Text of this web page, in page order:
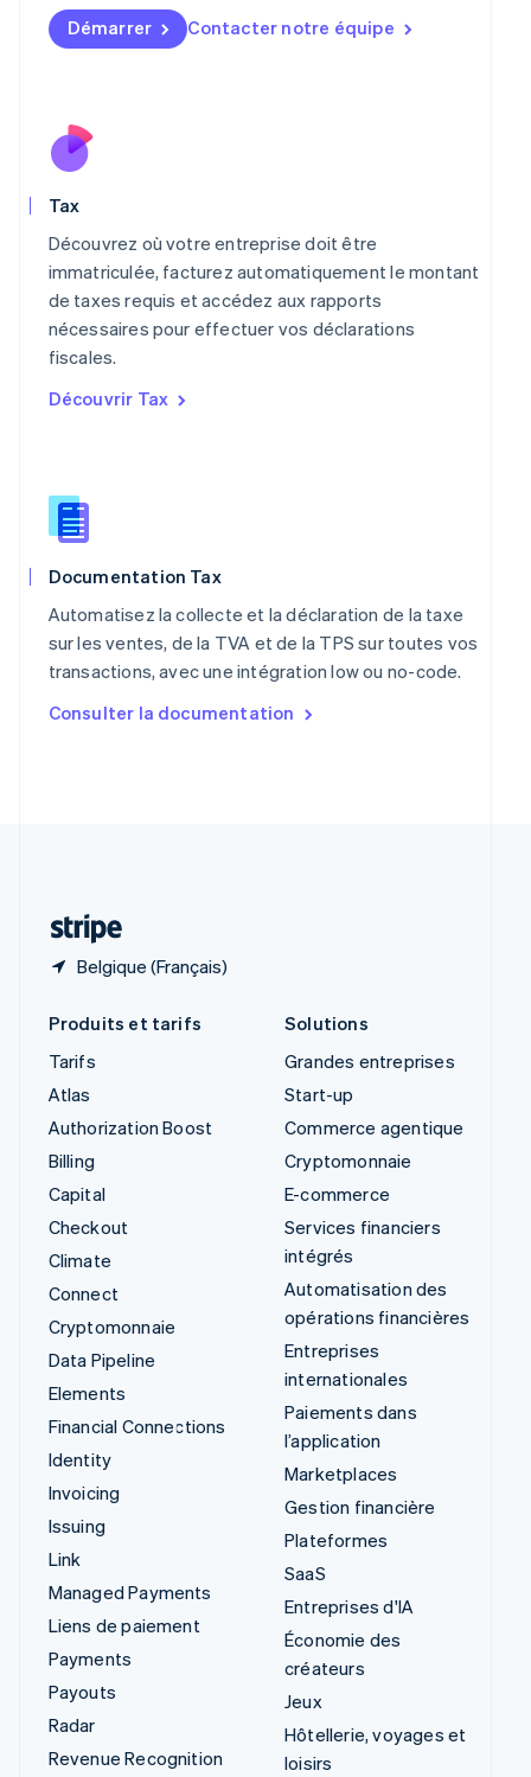
Démarrer Contacter notre équipe
Tax
Découvrez où votre entreprise doit être
immatriculée, facturez automatiquement le montant
de taxes requis et accédez aux rapports
nécessaires pour effectuer vos déclarations
fiscales.
Découvrir Tax
Documentation Tax
Automatisez la collecte et la déclaration de la taxe
sur les ventes, de la TVA et de la TPS sur toutes vos
transactions, avec une intégration low ou no-code.
Consulter la documentation
Belgique (Français)
Luxembourg
FrançaisDeutsch
English
Mexique
Nouvelle-Zélande
English
Pays-Bas
NederlandsEnglish
Pologne
Portugal
République tchèque
English
English
English
Singapour
English简体中文
English
Produits et tarifs
Tarifs
Atlas
Authorization Boost
Billing
Capital
Checkout
Climate
Connect
Cryptomonnaie
Data Pipeline
Elements
Financial Connections
Identity
Invoicing
Issuing
Link
Managed Payments
Liens de paiement
Payments
Payouts
Radar
Revenue Recognition
Solutions
Grandes entreprises
Start-up
Commerce agentique
Cryptomonnaie
E-commerce
Services financiers
intégrés
Automatisation des
opérations financières
Entreprises
internationales
Paiements dans
l’application
Marketplaces
Gestion financière
Plateformes
SaaS
Entreprises d'IA
Économie des
créateurs
Jeux
Hôtellerie, voyages et
loisirs